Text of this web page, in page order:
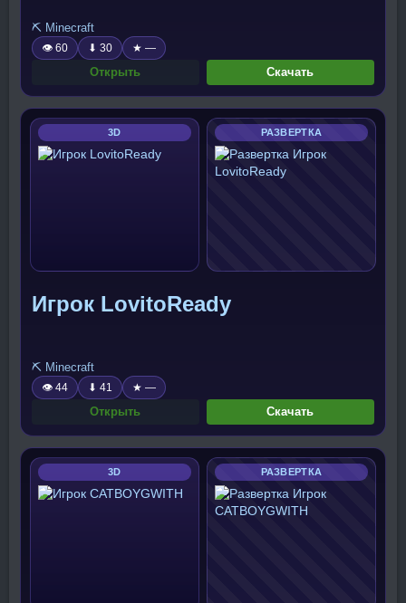
⛏️ Minecraft
👁 60 ⬇ 30 ★ —
Открыть Скачать
3D РАЗВЕРТКА
Игрок LovitoReady
⛏️ Minecraft
👁 44 ⬇ 41 ★ —
Открыть Скачать
3D РАЗВЕРТКА